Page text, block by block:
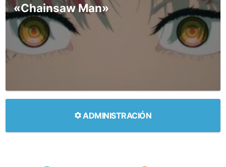
«Chainsaw Man»
ADMINISTRACIÓN